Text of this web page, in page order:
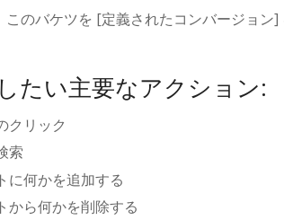
このバケツを [定義されたコンバージョ
たい主要なアクション:
クリック
索
に何かを追加する
から何かを削除する